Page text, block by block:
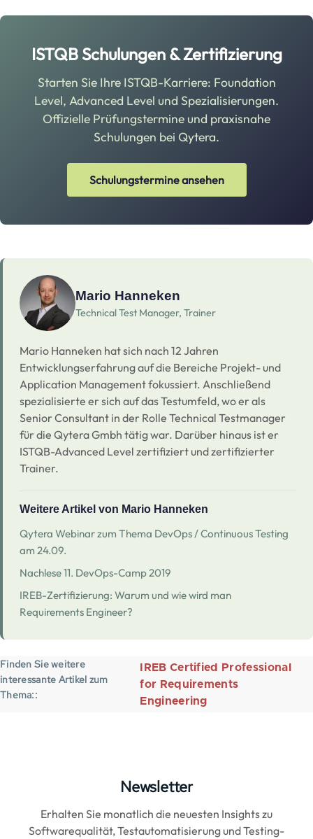
ISTQB Schulungen & Zertifizierung
Starten Sie Ihre ISTQB-Karriere: Foundation
Level, Advanced Level und Spezialisierungen.
Offizielle Prüfungstermine und praxisnahe
Schulungen bei Qytera.
Schulungstermine ansehen
Mario Hanneken
Technical Test Manager, Trainer
Mario Hanneken hat sich nach 12 Jahren
Entwicklungserfahrung auf die Bereiche Projekt- und
Application Management fokussiert. Anschließend
spezialisierte er sich auf das Testumfeld, wo er als
Senior Consultant in der Rolle Technical Testmanager
für die Qytera Gmbh tätig war. Darüber hinaus ist er
ISTQB-Advanced Level zertifiziert und zertifizierter
Trainer.
Weitere Artikel von Mario Hanneken
Qytera Webinar zum Thema DevOps / Continuous Testing
am 24.09.
Nachlese 11. DevOps-Camp 2019
IREB-Zertifizierung: Warum und wie wird man
Requirements Engineer?
Finden Sie weitere
interessante Artikel zum
Thema:
IREB Certified Professional
for Requirements
Engineering
Newsletter
Erhalten Sie monatlich die neuesten Insights zu
Softwarequalität, Testautomatisierung und Testing-